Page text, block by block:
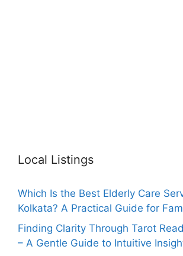
Local Listings
Which Is the Best Elderly Care
Kolkata? A Practical Guide for
Finding Clarity Through Tarot
– A Gentle Guide to Intuitive